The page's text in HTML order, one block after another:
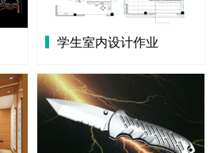
学生室内设计作业